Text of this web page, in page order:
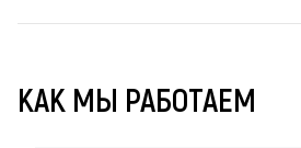
КАК МЫ РАБОТАЕМ